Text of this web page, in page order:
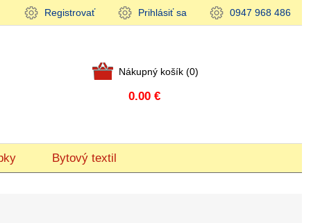
Registrovať Prihlásiť sa 0947 968 486
Nákupný košík (0)
0.00 €
Bytový textil